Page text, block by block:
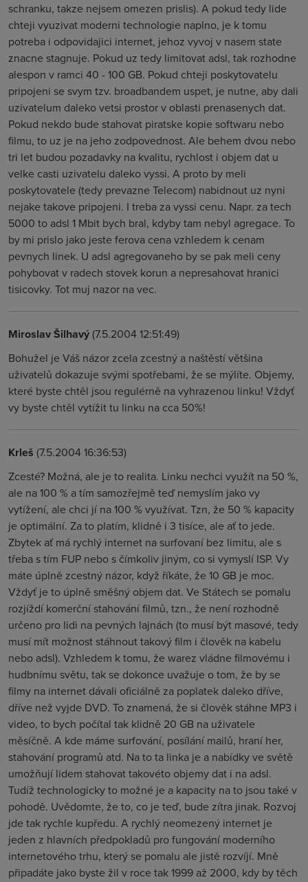
schranku, takze nejsem omezen prislis). A pokud tedy lide
chteji vyuzivat moderni technologie naplno, je k tomu
potreba i odpovidajici internet, jehoz vyvoj v nasem state
znacne stagnuje. Pokud uz tedy limitovat adsl, tak rozhodne
alespon v ramci 40 - 100 GB. Pokud chteji poskytovatelu
pripojeni se svym tzv. broadbandem uspet, je nutne, aby dali
uzivatelum daleko vetsi prostor v oblasti prenasenych dat.
Pokud nekdo bude stahovat piratske kopie softwaru nebo
filmu, to uz je na jeho zodpovednost. Ale behem dvou nebo
tri let budou pozadavky na kvalitu, rychlost i objem dat u
velke casti uzivatelu daleko vyssi. A proto by meli
poskytovatele (tedy prevazne Telecom) nabidnout uz nyni
nejake takove pripojeni. I treba za vyssi cenu. Napr. za tech
5000 to adsl 1 Mbit bych bral, kdyby tam nebyl agregace. To
by mi prislo jako jeste ferova cena vzhledem k cenam
pevnych linek. U adsl agregovaneho by se pak meli ceny
pohybovat v radech stovek korun a nepresahovat hranici
tisicovky. Tot muj nazor na vec.
Miroslav Šilhavý(7.5.2004 12:51:49)
Bohužel je Váš názor zcela zcestný a naštěstí většina
uživatelů dokazuje svými spotřebami, že se mýlíte. Objemy,
které byste chtěl jsou regulérně na vyhrazenou linku! Vždyť
vy byste chtěl vytížit tu linku na cca 50%!
Krleš (7.5.2004 16:36:53)
Zcesté? Možná, ale je to realita. Linku nechci využít na 50 %,
ale na 100 % a tím samozřejmě teď nemyslím jako vy
vytížení, ale chci jí na 100 % využívat. Tzn, že 50 % kapacity
je optimální. Za to platím, klidně i 3 tisíce, ale ať to jede.
Zbytek ať má rychlý internet na surfovaní bez limitu, ale s
třeba s tím FUP nebo s čímkoliv jiným, co si vymyslí ISP. Vy
máte úplně zcestný názor, když říkáte, že 10 GB je moc.
Vždyť je to úplně směšný objem dat. Ve Státech se pomalu
rozjíždí komerční stahování filmů, tzn., že není rozhodně
určeno pro lidi na pevných lajnách (to musí být masové, tedy
musí mít možnost stáhnout takový film i člověk na kabelu
nebo adsl). Vzhledem k tomu, že warez vládne filmovému i
hudbnímu světu, tak se dokonce uvažuje o tom, že by se
filmy na internet dávali oficiálně za poplatek daleko dříve,
dříve než vyjde DVD. To znamená, že si člověk stáhne MP3 i
video, to bych počítal tak klidně 20 GB na uživatele
měsíčně. A kde máme surfování, posílání mailů, hraní her,
stahování programů atd. Na to ta linka je a nabídky ve světě
umožňují lidem stahovat takovéto objemy dat i na adsl.
Tudíž technologicky to možné je a kapacity na to jsou také v
pohodě. Uvědomte, že to, co je teď, bude zítra jinak. Rozvoj
jde tak rychle kupředu. A rychlý neomezený internet je
jeden z hlavních předpokladů pro fungování moderního
internetového trhu, který se pomalu ale jistě rozvíjí. Mně
připadáte jako byste žil v roce tak 1999 až 2000, kdy by těch